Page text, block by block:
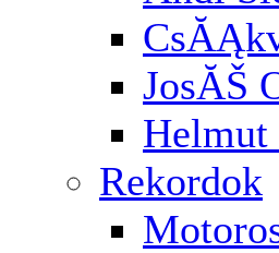
JosĂŠ
Helmut
Rekordok